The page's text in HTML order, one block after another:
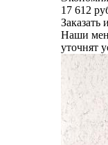
17 612
Заказать
Наши
уточнят